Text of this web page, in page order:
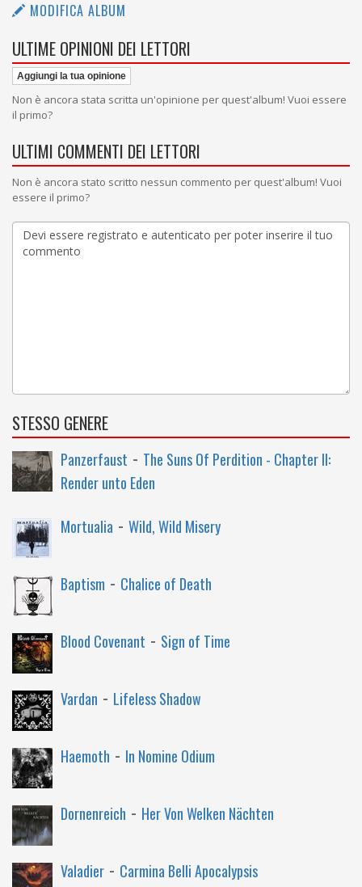
MODIFICA ALBUM
ULTIME OPINIONI DEI LETTORI
Aggiungi la tua opinione
Non è ancora stata scritta un'opinione per quest'album! Vuoi essere
il primo?
ULTIMI COMMENTI DEI LETTORI
Non è ancora stato scritto nessun commento per quest'album! Vuoi
essere il primo?
STESSO GENERE
Panzerfaust - The Suns Of Perdition - Chapter II:
Render unto Eden
Mortualia - Wild, Wild Misery
Baptism - Chalice of Death
Blood Covenant - Sign of Time
Vardan - Lifeless Shadow
Haemoth - In Nomine Odium
Dornenreich - Her Von Welken Nächten
Valadier - Carmina Belli Apocalypsis